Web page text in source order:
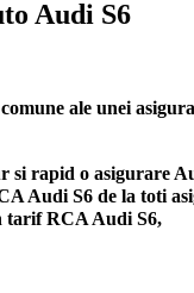
Audi S6
ale unei
si rapid o asigurare
Audi S6 de la toti
tarif RCA Audi S6,